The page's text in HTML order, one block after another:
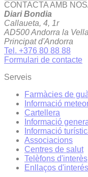
CONTACTA AMB
Diari Bondia
Callaueta, 4, 1r
AD500 Andorra la Vella
Principat d'Andorra
Tel. +376 80 88 88
Formulari de contacte
Serveis
Farmàcies de
Informació
Cartellera
Informació
Informació
Associacions
Centres de salut
Telèfons d'interès
Enllaços d'interés